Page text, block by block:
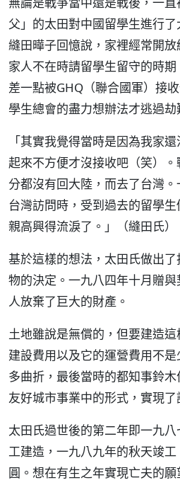
父」的太田對中國留學生進行
縫田曄子回憶說，家裡經常開
家人不在時請留學生留守的時
差一點被GHQ（聯合國軍）接
學生總會的盡力想辦法才逃過劫
「其實我覺得當時是因為我家
起來不方便才沒接收吧（笑）
分都沒有回大陸，而去了台灣
台灣訪問時，受到過去的留學
親高興得流淚了。」（縫田氏）
基於這樣的想法，太田氏做出
物的決定。一九八四年十月贈
人放棄了巨大的財產。
土地雖說是無償的，但要建造
建設費用以及它的運營費用不
多曲折，最後當時的都知事鈴
友好城市事業中的形式，實現了
太田氏過世後的第二年即一九
工建造，一九八九年的秋天竣
圓。想在有生之年實現亡夫的